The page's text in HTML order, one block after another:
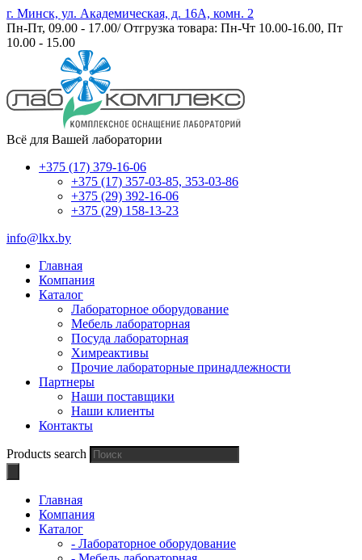
г. Минск, ул. Академическая, д. 16А, комн. 2
Пн-Пт, 09.00 - 17.00/ Отгрузка товара: Пн-Чт 10.00-16.00, Пт
10.00 - 15.00
Всё для Вашей лаборатории
+375 (17) 379-16-06
+375 (17) 357-03-85, 353-03-86
+375 (29) 392-16-06
+375 (29) 158-13-23
info@lkx.by
Главная
Компания
Каталог
Лабораторное оборудование
Мебель лабораторная
Посуда лабораторная
Химреактивы
Прочие лабораторные принадлежности
Партнеры
Наши поставщики
Наши клиенты
Контакты
Products search
Главная
Компания
Каталог
- Лабораторное оборудование